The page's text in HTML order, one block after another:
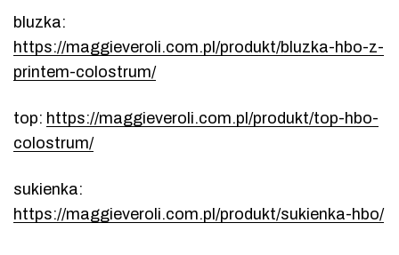
bluzka:
https://maggieveroli.com.pl/produkt/bluzka-hbo-z-
printem-colostrum/
top: https://maggieveroli.com.pl/produkt/top-hbo-
colostrum/
sukienka:
https://maggieveroli.com.pl/produkt/sukienka-hbo/